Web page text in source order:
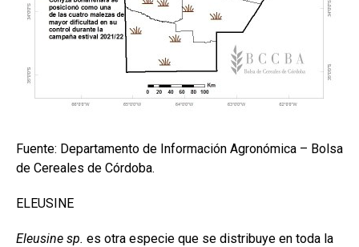
Fuente: Departamento de Información Agronómica – Bolsa
de Cereales de Córdoba.
ELEUSINE
Eleusine sp. es otra especie que se distribuye en toda la